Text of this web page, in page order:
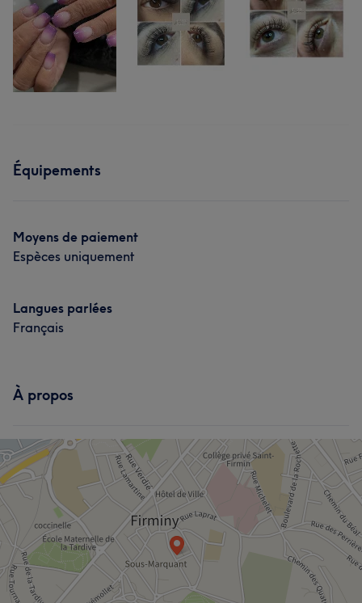
Équipements
Moyens de paiement
Espèces uniquement
Langues parlées
Français
À propos